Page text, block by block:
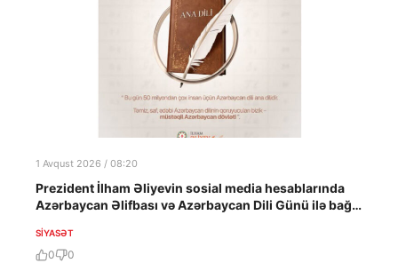
1 Avqust 2026 / 08:20
Prezident İlham Əliyevin sosial media hesablarında
Azərbaycan Əlifbası və Azərbaycan Dili Günü ilə bağlı
SIYASƏT
0 0